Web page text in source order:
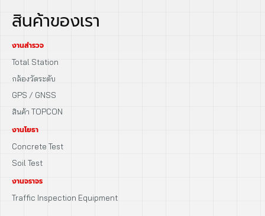
สินค้าของเรา
งานสำรวจ
Total Station
กล้องวัดระดับ
GPS / GNSS
สินค้า TOPCON
งานโยธา
Concrete Test
Soil Test
งานจราจร
Traffic Inspection Equipment